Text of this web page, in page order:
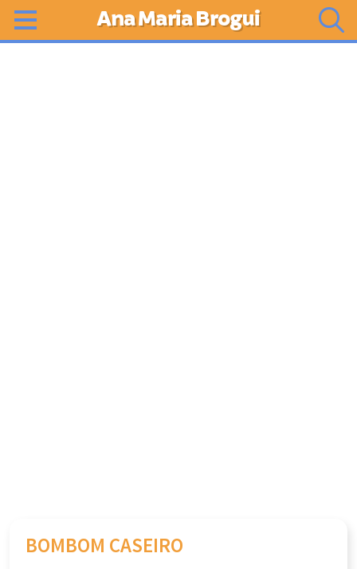
Ana Maria Brogui
BOMBOM CASEIRO